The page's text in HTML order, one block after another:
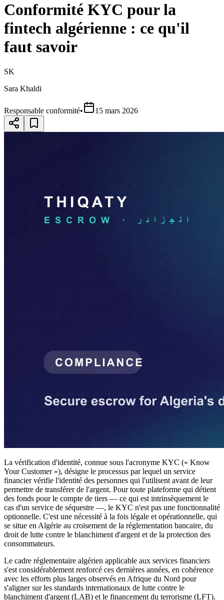
Conformité KYC pour la
fintech algérienne : ce qu'il
faut savoir
SK
Sara Khaldi
Responsable conformité• 15 mars 2026
La vérification d'identité, connue sous l'acronyme KYC (« Know
Your Customer »), désigne le processus par lequel un service
financier vérifie l'identité des personnes qui l'utilisent avant de leur
permettre de transférer de l'argent. Pour toute plateforme qui détient
des fonds pour le compte de tiers — ce qui est intrinsèquement le
cas d'un service de séquestre —, le KYC n'est pas une fonctionnalité
optionnelle. C'est une nécessité à la fois légale et opérationnelle, qui
se situe en Algérie au croisement de la réglementation bancaire, du
droit de lutte contre le blanchiment d'argent et de la protection des
consommateurs.
Le cadre réglementaire algérien applicable aux services financiers
s'est considérablement renforcé ces dernières années, en cohérence
avec les efforts plus larges observés en Afrique du Nord pour
s'aligner sur les standards internationaux de lutte contre le
blanchiment d'argent (LAB) et le financement du terrorisme (LFT).